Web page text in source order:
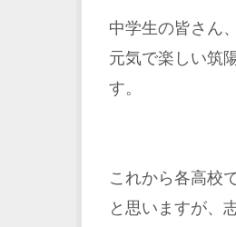
中学生の皆さん
元気で楽しい筑
す。
これから各高校
と思いますが、